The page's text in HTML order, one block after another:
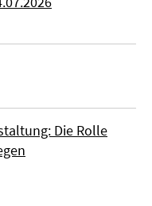
Die Rolle